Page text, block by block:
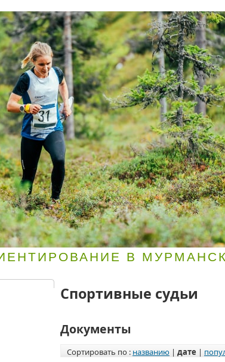
В
Спортивные судьи
Документы
Сортировать по : названию | дате |